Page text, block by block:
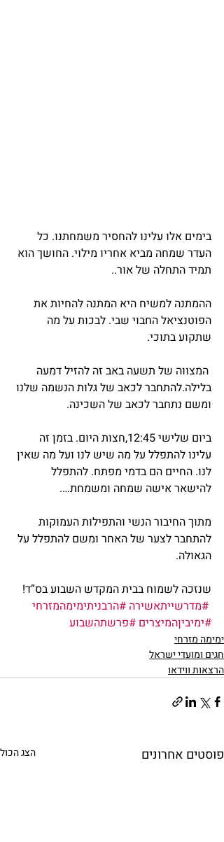
בימים אלו עלינו להחסיר משמחתנו. כל
העדר שמחה מביא אחריו מילוי. החושך הוא
תמיד התחלה של אור..
ההמתנה למשיח היא המתנה להחיות את
הפוטנציאל החבוי שבי. לבכות על מה
שתקוע בתוכי.
המצווה של תשעה באב זה להזיל דמעה
בלילה.להתחבר לכאב של גלות הנשמה שלנו
ומשם נתחבר לכאב של השכינה.
ביום שלישי 12:45,חצות היום. בזמן זה
עלינו להתפלל על מה שיש לנו ועל מה שאין
לנו. החיים הם בדמי מפתח. להתפלל
להישאר אישה שמחה ומשמחת….
מתוך החיבור הנשי והתפילות העמוקות
להתחבר לצער של האחר ומשם להתפלל על
הגאולה.
שנזכה לשמוח בבית המקדש השבוע בס”ד!
#מדרשייתאשירה #הרבניתימימהמזרחי
#ימיביןהמיצרים #פרשתהשבוע
ימימה מזרחי
חגים ומועדי ישראל
הרצאות ווידאו
פוסטים אחרונים הצג הכול